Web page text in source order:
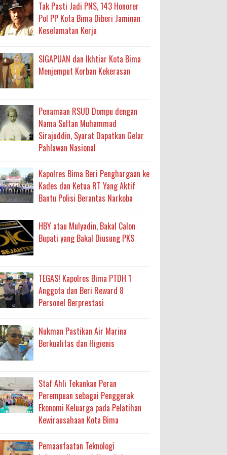
Layanan Berjalan Bertahap
Bantuan BSPS
2027 ke BPJN NTB
Pelaksanaan APBD Kota Bima
Kepercayaan Rakyat Landasan Utama
Air Bersih
Siap Edar
Tak Pasti Jadi PNS, 143 Honorer
Pol PP Kota Bima Diberi Jaminan
Keselamatan Kerja
SIGAPUAN dan Ikhtiar Kota Bima
Menjemput Korban Kekerasan
Penamaan RSUD Dompu dengan
Nama Sultan Muhammad
Sirajuddin, Syarat Dapatkan Gelar
Pahlawan Nasional
Kapolres Bima Beri Penghargaan ke
Kades dan Ketua RT Yang Aktif
Bantu Polisi Berantas Narkoba
HBY atau Mulyadin, Bakal Calon
Bupati yang Bakal Diusung PKS
TEGAS! Kapolres Bima PTDH 1
Anggota dan Beri Reward 8
Personel Berprestasi
Nukman Pastikan Air Marina
Berkualitas dan Higienis
Staf Ahli Tekankan Peran
Perempuan sebagai Penggerak
Ekonomi Keluarga pada Pelatihan
Kewirausahaan Kota Bima
Pemaanfaatan Teknologi